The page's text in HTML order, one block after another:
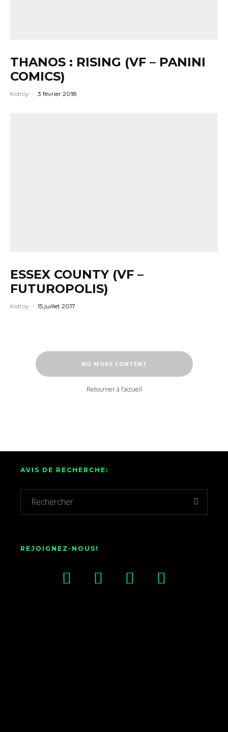
THANOS : RISING (VF – PANINI
COMICS)
Kidroy · 3 février 2018
ESSEX COUNTY (VF –
FUTUROPOLIS)
Kidroy · 15 juillet 2017
NO MORE CONTENT
Retourner à l’accueil
AVIS DE RECHERCHE:
REJOIGNEZ-NOUS!